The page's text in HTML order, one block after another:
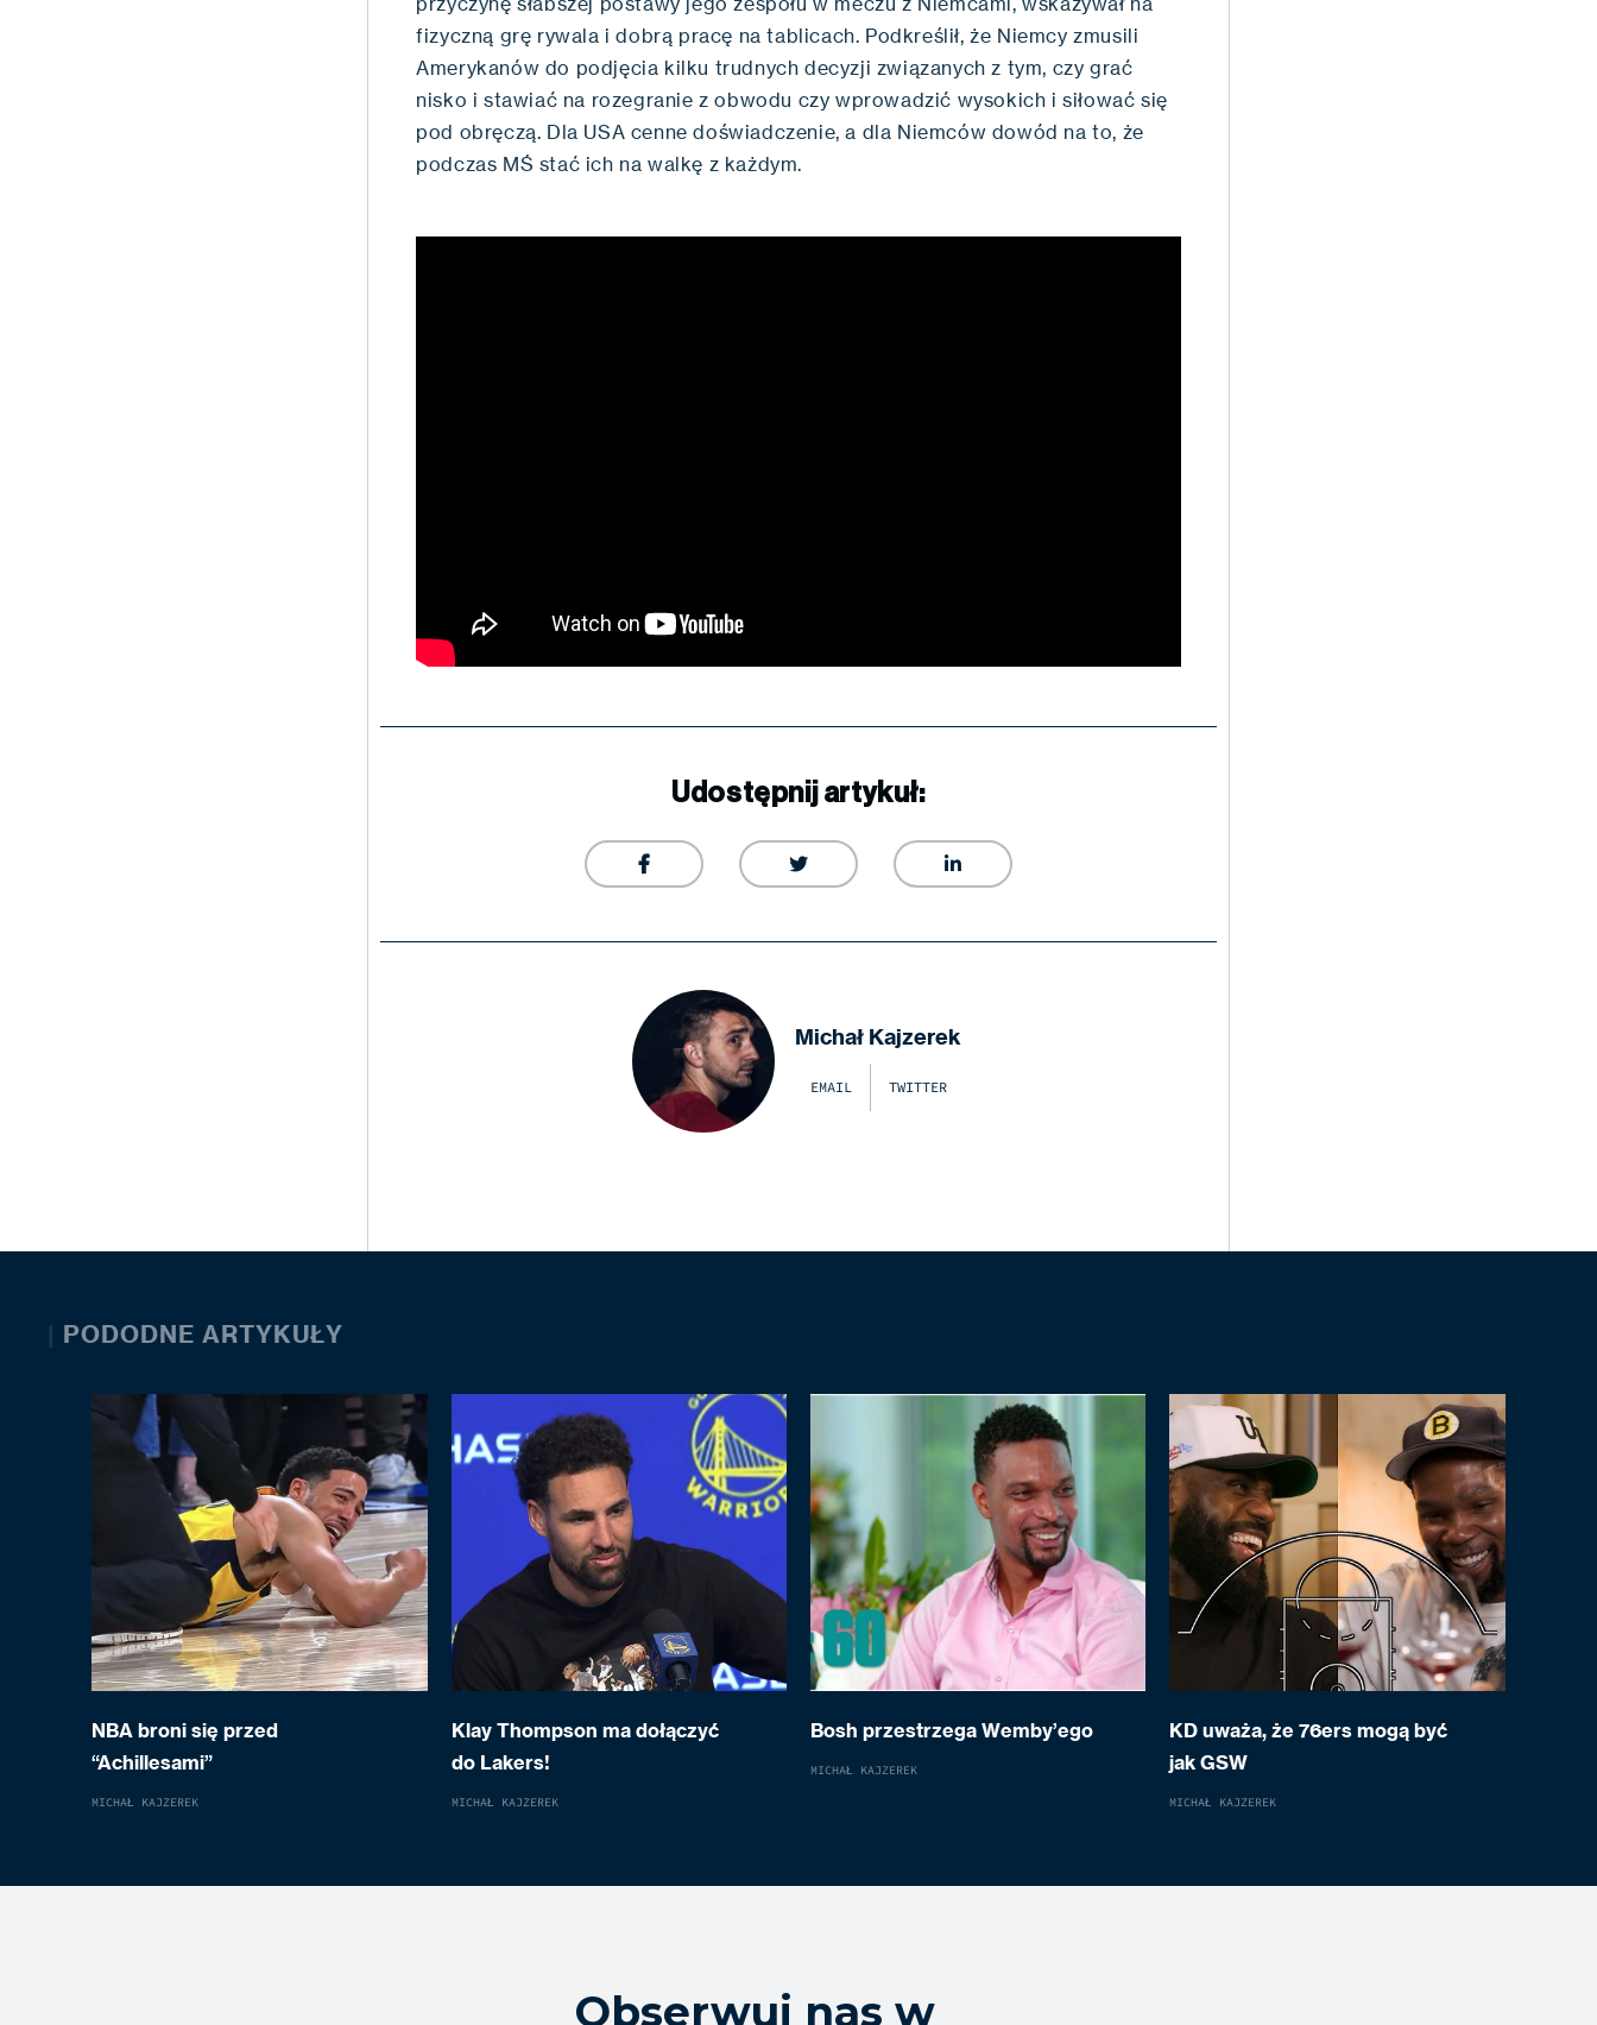
fizyczną grę rywala i dobrą pracę na tablicach. Podkreślił, że Niemcy zmusili
Amerykanów do podjęcia kilku trudnych decyzji związanych z tym, czy grać
nisko i stawiać na rozegranie z obwodu czy wprowadzić wysokich i siłować się
pod obręczą. Dla USA cenne doświadczenie, a dla Niemców dowód na to, że
podczas MŚ stać ich na walkę z każdym.
Udostępnij artykuł:
  
Michał Kajzerek
EMAIL TWITTER
| PODODNE ARTYKUŁY
NBA broni się przed
“Achillesami”
MICHAŁ KAJZEREK
Klay Thompson ma dołączyć
do Lakers!
MICHAŁ KAJZEREK
Bosh przestrzega Wemby’ego
MICHAŁ KAJZEREK
KD uważa, że 76ers mogą być
jak GSW
MICHAŁ KAJZEREK
Obserwuj nas w